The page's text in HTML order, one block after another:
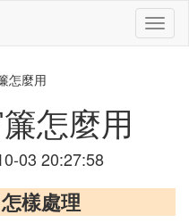
切
換
怎麼用
怎麼用
03 20:27:58
樣處理